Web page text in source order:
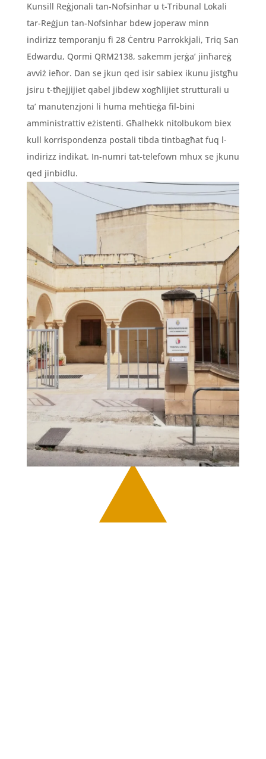
Kunsill Reġjonali tan-Nofsinhar u t-Tribunal Lokali
tar-Reġjun tan-Nofsinhar bdew joperaw minn
indirizz temporanju fi 28 Ċentru Parrokkjali, Triq San
Edwardu, Qormi QRM2138, sakemm jerġa’ jinħareġ
avviż ieħor. Dan se jkun qed isir sabiex ikunu jistgħu
jsiru t-tħejjijiet qabel jibdew xogħlijiet strutturali u
ta’ manutenzjoni li huma meħtieġa fil-bini
amministrattiv eżistenti. Għalhekk nitolbukom biex
kull korrispondenza postali tibda tintbagħat fuq l-
indirizz indikat. In-numri tat-telefown mhux se jkunu
qed jinbidlu.